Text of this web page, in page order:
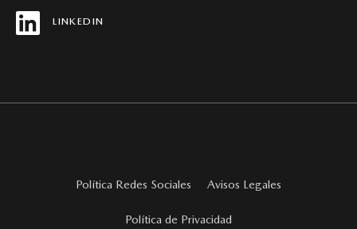
LINKEDIN
Política Redes Sociales Avisos Legales
Política de Privacidad